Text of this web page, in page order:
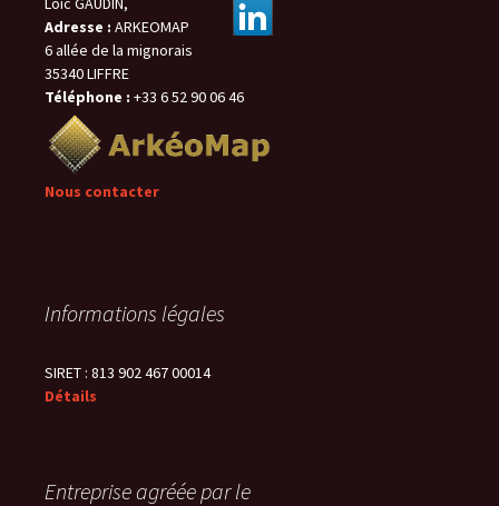
Adresse : ARKEOMAP
6 allée de la mignorais
35340 LIFFRE
Téléphone : +33 6 52 90 06 46
Nous contacter
Informations légales
SIRET : 813 902 467 00014
Détails
Entreprise agréée par le